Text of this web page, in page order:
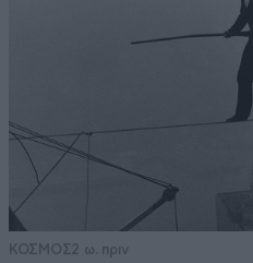
ΚΟΣΜΟΣ2 ω. πριν